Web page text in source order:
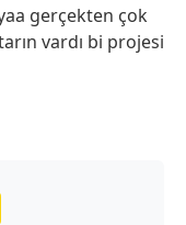
gerçekten çok
vardı bi projesi